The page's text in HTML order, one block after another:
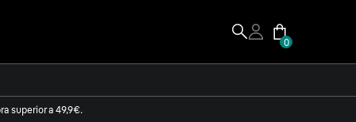
0
superior a 49,9€.